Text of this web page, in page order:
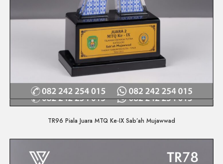
Quick View
TR96 Piala Juara MTQ Ke-IX Sab’ah Mujawwad